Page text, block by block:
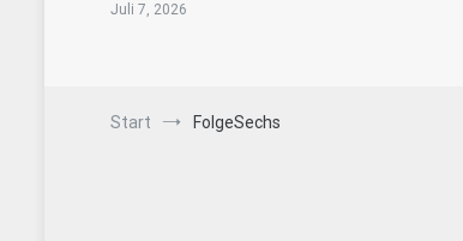
Juli 7, 2026
Start FolgeSechs